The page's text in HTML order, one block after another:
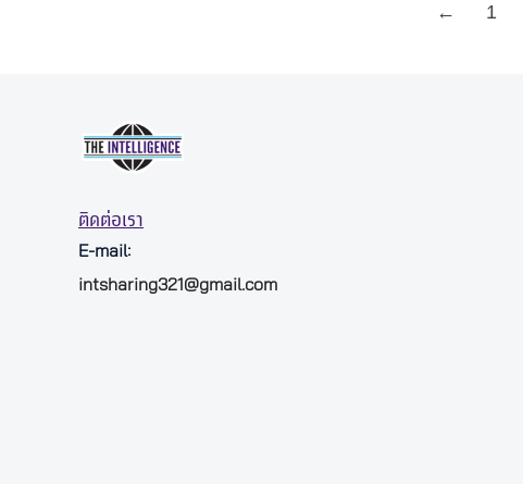
← 1
ติดต่อเรา
E-mail:
intsharing321@gmail.com